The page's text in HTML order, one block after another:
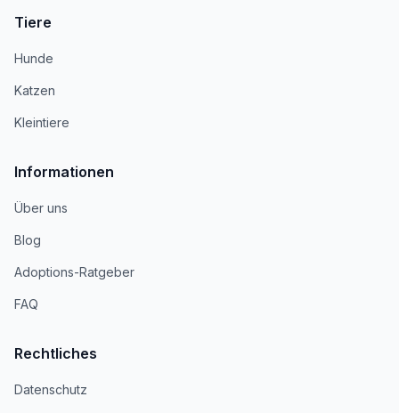
Tiere
Hunde
Katzen
Kleintiere
Informationen
Über uns
Blog
Adoptions-Ratgeber
FAQ
Rechtliches
Datenschutz